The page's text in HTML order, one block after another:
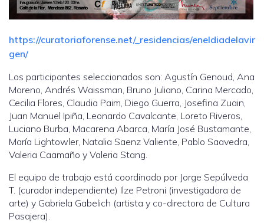
https://curatoriaforense.net/_residencias/eneldiadelavir
gen/
Los participantes seleccionados son: Agustín Genoud, Ana
Moreno, Andrés Waissman, Bruno Juliano, Carina Mercado,
Cecilia Flores, Claudia Paim, Diego Guerra, Josefina Zuain,
Juan Manuel Ipiña, Leonardo Cavalcante, Loreto Riveros,
Luciano Burba, Macarena Abarca, María José Bustamante,
María Lightowler, Natalia Saenz Valiente, Pablo Saavedra,
Valeria Caamaño y Valeria Stang.
El equipo de trabajo está coordinado por Jorge Sepúlveda
T. (curador independiente) Ilze Petroni (investigadora de
arte) y Gabriela Gabelich (artista y co-directora de Cultura
Pasajera).